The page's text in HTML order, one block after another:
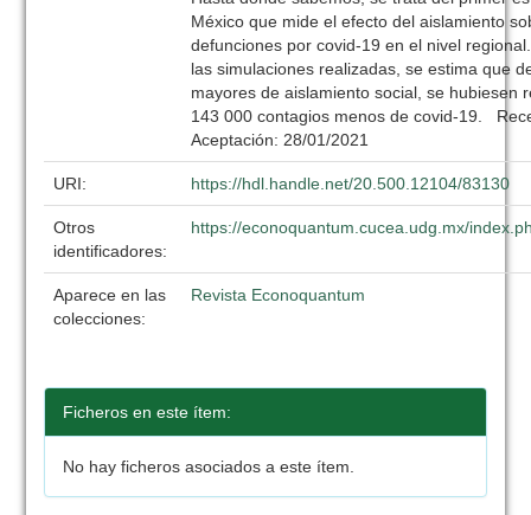
México que mide el efecto del aislamiento
defunciones por covid-19 en el nivel
las simulaciones realizadas, se estima que
mayores de aislamiento social, se hubiesen
143 000 contagios menos de covid-19.
Aceptación: 28/01/2021
URI: https://hdl.handle.net/20.500.12104/83130
Otros
identificadores:
https://econoquantum.cucea.udg.mx/
Aparece en las
colecciones:
Revista Econoquantum
Ficheros en este ítem:
No hay ficheros asociados a este ítem.